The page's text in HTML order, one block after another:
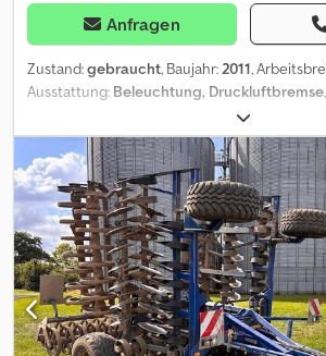
Anfragen
Zustand:gebraucht, Baujahr:2011,
Ausstattung: Beleuchtung, Druckluftbremse
Hydraulische Klappung, Steinsicherung,
rad_____Fahrwerk, hydr. klappbar, Stützräder,
DSTSWalze, Striegel,
Aaeznqvpj Tjck